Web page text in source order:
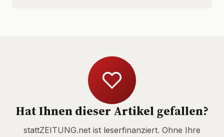
Hat Ihnen dieser Artikel gefallen?
stattZEITUNG.net ist leserfinanziert. Ohne Ihre